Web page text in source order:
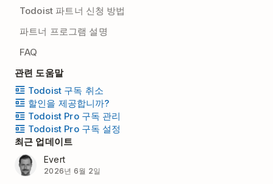
Todoist 파트너 신청 방법
파트너 프로그램 설명
FAQ
관련 도움말
Todoist 구독 취소
할인을 제공합니까?
Todoist Pro 구독 관리
Todoist Pro 구독 설정
최근 업데이트
Evert
2026년 6월 2일